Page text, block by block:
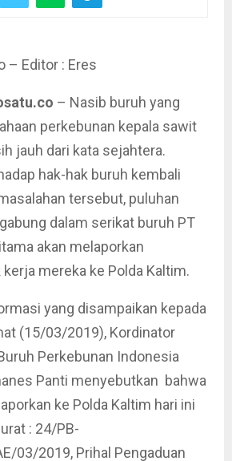
– Editor : Eres
– Nasib buruh yang
perkebunan kepala sawit
jauh dari kata sejahtera.
hak-hak buruh kembali
tersebut, puluhan
dalam serikat buruh PT
akan melaporkan
mereka ke Polda Kaltim.
yang disampaikan kepada
(15/03/2019), Kordinator
Perkebunan Indonesia
Panti menyebutkan bahwa
ke Polda Kaltim hari ini
: 24/PB-
03/2019, Prihal Pengaduan